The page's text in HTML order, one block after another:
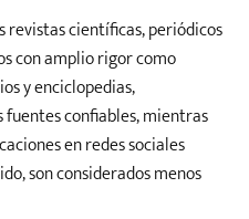
revistas científicas, periódicos
con amplio rigor como
y enciclopedias,
confiables, mientras
en redes sociales
son considerados menos